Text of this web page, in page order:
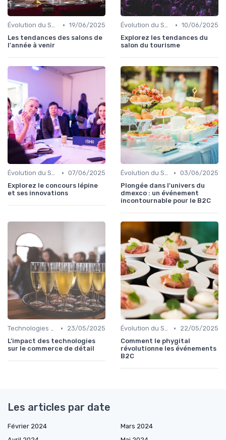
Évolution du Secteur Événementiel B2C • 19/06/2025
Les tendances des salons de
l'année à venir
Évolution du Secteur Événementiel B2C • 10/06/2025
Explorez les tendances du
salon du tourisme
Évolution du Secteur Événementiel B2C • 07/06/2025
Explorez le concours lépine
et ses innovations
Évolution du Secteur Événementiel B2C • 03/06/2025
Plongée dans l'univers du
dmexco : un événement
incontournable pour le B2C
Technologies Émergentes •
23/05/2025
L'impact des technologies
sur le commerce de détail
Évolution du Secteur Événementiel B2C •
22/05/2025
Comment le phygital
révolutionne les événements
B2C
Les articles par date
Février 2024
Mars 2024